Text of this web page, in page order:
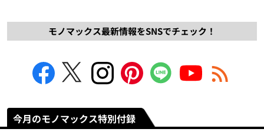
モノマックス最新情報をSNSでチェック！
今月のモノマックス特別付録